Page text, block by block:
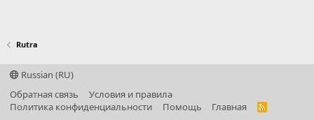
Rutra
Russian (RU)
Обратная связь
Условия и правила
Политика конфиденциальности
Помощь Главная
R